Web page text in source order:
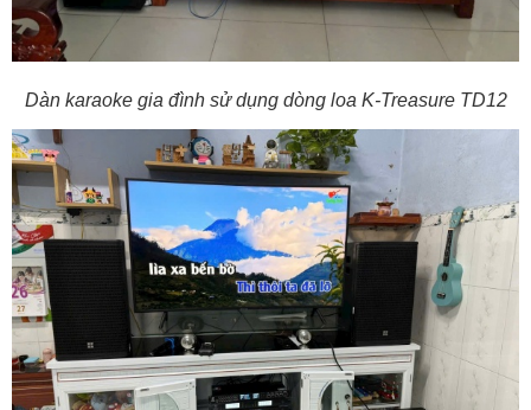
Dàn karaoke gia đình sử dụng dòng loa K-Treasure TD12